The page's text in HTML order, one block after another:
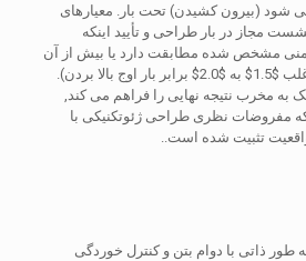
شود (بیرون کشیدن) تحت بار. معیارهای
مجاز در بار طراحی و تأیید اینکه
مشخص شده مطابقت دارد یا بیش از آن
$1.5$ به $2.0$
برابر بار اوج بالا بردن).
به مخرب نتیجه نهایی را فراهم می کند,
مفروضات نظری طراحی ژئوتکنیکی با
تثبیت شده است..
طور ذاتی با دوام بتن و کنترل خوردگی